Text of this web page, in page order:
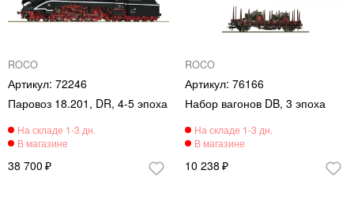
ROCO
72246
Паровоз 18.201, DR, 4-5 эпоха
38 700
ROCO
76166
Набор вагонов DB, 3 эпоха
10 238